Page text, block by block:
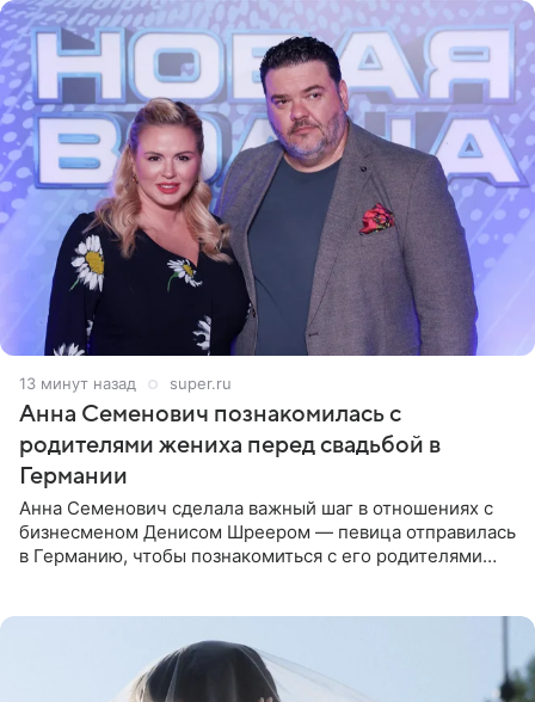
13 минут назад super.ru
Анна Семенович познакомилась с
родителями жениха перед свадьбой в
Германии
Анна Семенович сделала важный шаг в отношениях с
бизнесменом Денисом Шреером — певица отправилась
в Германию, чтобы познакомиться с его родителями